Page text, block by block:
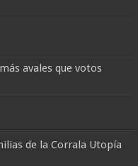
avales que votos
de la Corrala Utopía